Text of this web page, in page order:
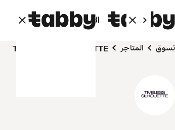
الأفراد الشركاء
تسوق المتاجر TIMELESS SILHOUETTE